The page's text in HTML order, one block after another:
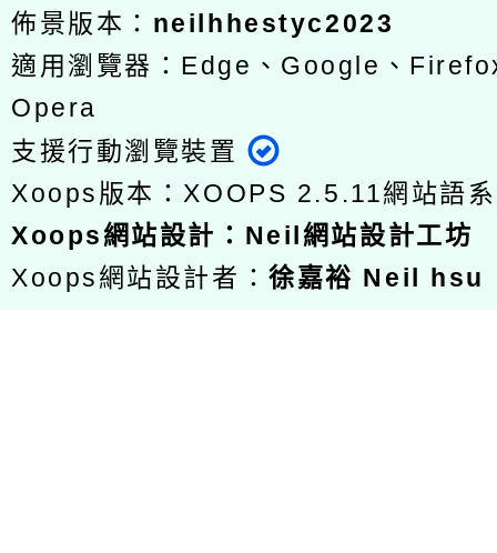
佈景版本： neilhhestyc2023
適用瀏覽器：Edge、Google、
Opera
支援行動瀏覽裝置
Xoops版本：XOOPS 2.5.11網站語
Xoops網站設計 ： Neil網站設計工坊
Xoops網站設計者：徐嘉裕 Neil hsu